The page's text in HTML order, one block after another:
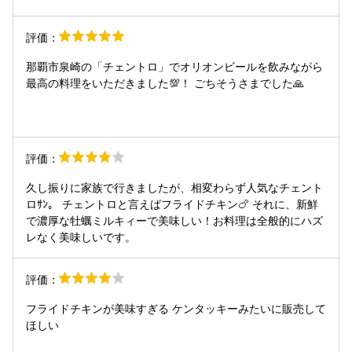
評価：
那覇市泉崎の「チェントロ」でオリオンビールを飲みながら
最高の料理をいただきました💯！ ごちそうさまでした🙏
評価：
久し振りに家族で行きましたが、相変わらず人気なチェント
ロｻﾝ。 チェントロと言えばフライドチキン🍗 それに、新鮮
で濃厚な牡蠣ミルキィーで美味しい！お料理は全般的にハズ
レなく美味しいです。
評価：
フライドチキンが美味すぎる ケンタッキーみたいに販売して
ほしい